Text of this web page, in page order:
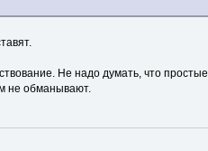
Не надо думать, что
не обманывают.